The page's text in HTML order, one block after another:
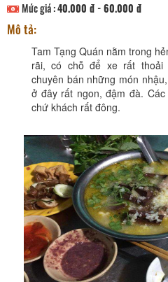
Mức giá :40.000 đ - 60.000 đ
Mô tả:
Tam Tạng Quán nằm trong
rãi, có chỗ để xe rất thoải
chuyên bán những món
ở đây rất ngon, đậm đà.
chứ khách rất đông.